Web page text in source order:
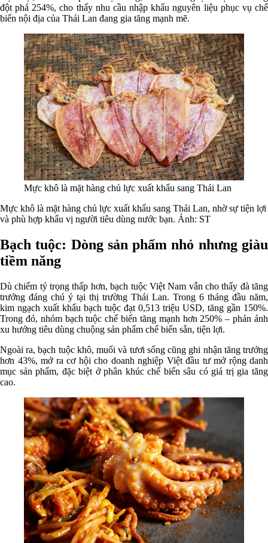
đột phá 254%, cho thấy nhu cầu nhập khẩu nguyên liệu phục vụ chế
biến nội địa của Thái Lan đang gia tăng mạnh mẽ.
Mực khô là mặt hàng chủ lực xuất khẩu sang Thái Lan
Mực khô là mặt hàng chủ lực xuất khẩu sang Thái Lan, nhờ sự tiện lợi
và phù hợp khẩu vị người tiêu dùng nước bạn. Ảnh: ST
Bạch tuộc: Dòng sản phẩm nhỏ nhưng giàu
tiềm năng
Dù chiếm tỷ trọng thấp hơn, bạch tuộc Việt Nam vẫn cho thấy đà tăng
trưởng đáng chú ý tại thị trường Thái Lan. Trong 6 tháng đầu năm,
kim ngạch xuất khẩu bạch tuộc đạt 0,513 triệu USD, tăng gần 150%.
Trong đó, nhóm bạch tuộc chế biến tăng mạnh hơn 250% – phản ánh
xu hướng tiêu dùng chuộng sản phẩm chế biến sẵn, tiện lợi.
Ngoài ra, bạch tuộc khô, muối và tươi sống cũng ghi nhận tăng trưởng
hơn 43%, mở ra cơ hội cho doanh nghiệp Việt đầu tư mở rộng danh
mục sản phẩm, đặc biệt ở phân khúc chế biến sâu có giá trị gia tăng
cao.